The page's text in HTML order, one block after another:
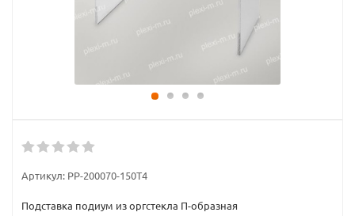
Артикул: PP-200070-150T4
Подставка подиум из оргстекла П-образная